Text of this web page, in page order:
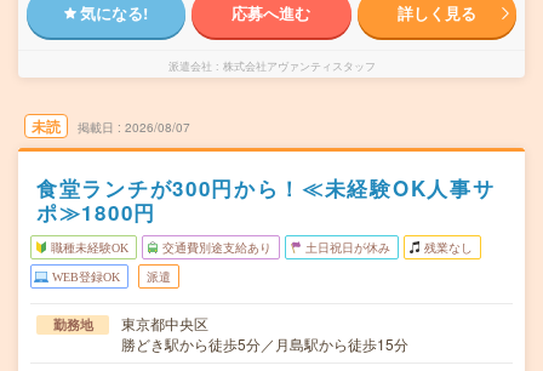
気になる! 応募へ進む 詳しく見る
派遣会社 株式会社アヴァンティスタッフ
未読 掲載日 2026/08/07
食堂ランチが300円から！≪未経験OK人事サ
ポ≫1800円
職種未経験OK 交通費別途支給あり 土日祝日が休み 残業なし
WEB登録OK 派遣
勤務地
東京都中央区
勝どき駅から徒歩5分／月島駅から徒歩15分